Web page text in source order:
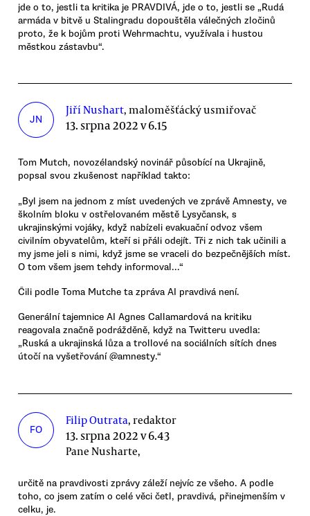
jde o to, jestli ta kritika je PRAVDIVÁ, jde o to, jestli se „Rudá
armáda v bitvě u Stalingradu dopouštěla válečných zločinů
proto, že k bojům proti Wehrmachtu, využívala i hustou
městkou zástavbu“.
JN
Jiří Nushart, maloměšťácký usmiřovač
13. srpna 2022 v 6.15
Tom Mutch, novozélandský novinář působící na Ukrajině,
popsal svou zkušenost například takto:
„Byl jsem na jednom z míst uvedených ve zprávě Amnesty, ve
školním bloku v ostřelovaném městě Lysyčansk, s
ukrajinskými vojáky, když nabízeli evakuační odvoz všem
civilním obyvatelům, kteří si přáli odejít. Tři z nich tak učinili a
my jsme jeli s nimi, když jsme se vraceli do bezpečnějších míst.
O tom všem jsem tehdy informoval...“
Čili podle Toma Mutche ta zpráva AI pravdivá není.
Generální tajemnice AI Agnes Callamardová na kritiku
reagovala značně podrážděně, když na Twitteru uvedla:
„Ruská a ukrajinská lůza a trollové na sociálních sítích dnes
útočí na vyšetřování @amnesty.“
FO
Filip Outrata, redaktor
13. srpna 2022 v 6.43
Pane Nusharte,
určitě na pravdivosti zprávy záleží nejvíc ze všeho. A podle
toho, co jsem zatím o celé věci četl, pravdivá, přinejmenším v
celku, je.